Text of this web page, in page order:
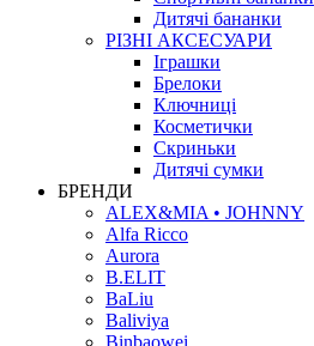
Дитячі бананки
РІЗНІ АКСЕСУАРИ
Іграшки
Брелоки
Ключниці
Косметички
Скриньки
Дитячі сумки
БРЕНДИ
ALEX&MIA • JOHNNY
Alfa Ricco
Aurora
B.ELIT
BaLiu
Baliviya
Binbaowei